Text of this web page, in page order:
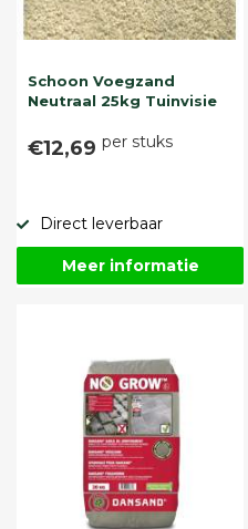
Schoon Voegzand
Neutraal 25kg Tuinvisie
€12,69 per stuks
Direct leverbaar
Meer informatie